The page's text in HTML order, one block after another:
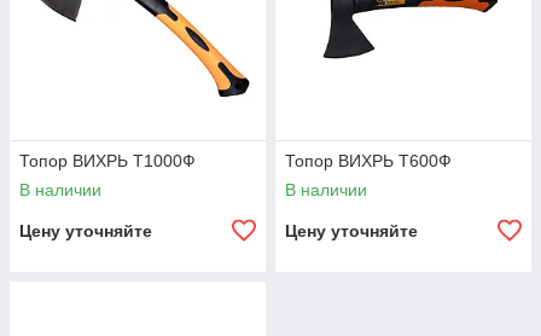
Топор ВИХРЬ Т1000Ф
В наличии
Цену уточняйте
Топор ВИХРЬ Т600Ф
В наличии
Цену уточняйте